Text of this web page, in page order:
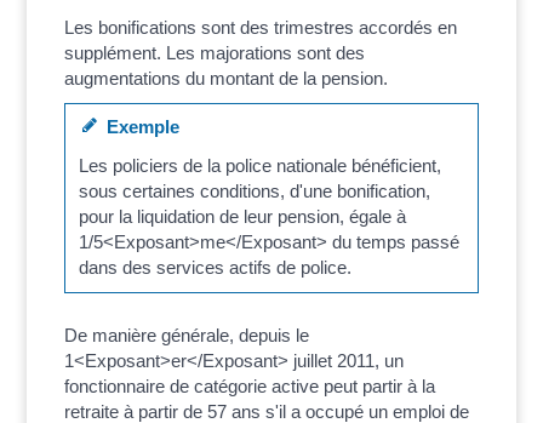
Les bonifications sont des trimestres accordés en
supplément. Les majorations sont des
augmentations du montant de la pension.
Exemple
Les policiers de la police nationale bénéficient,
sous certaines conditions, d'une bonification,
pour la liquidation de leur pension, égale à
1/5<Exposant>me</Exposant> du temps passé
dans des services actifs de police.
De manière générale, depuis le
1<Exposant>er</Exposant> juillet 2011, un
fonctionnaire de catégorie active peut partir à la
retraite à partir de 57 ans s'il a occupé un emploi de